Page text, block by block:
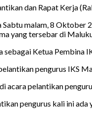
dan Rapat Kerja
Sabtu malam, 8
yang tersebar di
sebagai Ketua Pembina
pengurus IKS
acara pelantikan
pengurus kali ini